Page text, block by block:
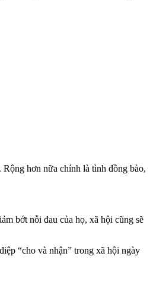
hơn nữa chính là tình đồng bào,
bớt nỗi đau của họ, xã hội cũng sẽ
“cho và nhận” trong xã hội ngày